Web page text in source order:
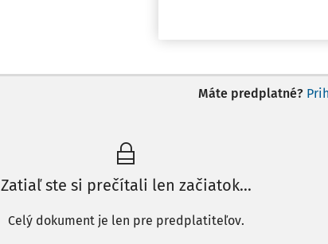
Máte predplatné?
Zatiaľ ste si prečítali len začiatok...
Celý dokument je len pre predplatiteľov.